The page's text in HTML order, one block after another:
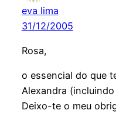
eva lima
31/12/2005
Rosa,
o essencial do que
Alexandra
Deixo-te o meu